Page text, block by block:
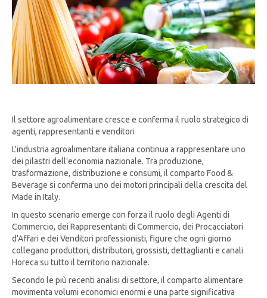
Il settore agroalimentare cresce e conferma il ruolo strategico di
agenti, rappresentanti e venditori
L'industria agroalimentare italiana continua a rappresentare uno
dei pilastri dell'economia nazionale. Tra produzione,
trasformazione, distribuzione e consumi, il comparto Food &
Beverage si conferma uno dei motori principali della crescita del
Made in Italy.
In questo scenario emerge con forza il ruolo degli Agenti di
Commercio, dei Rappresentanti di Commercio, dei Procacciatori
d'Affari e dei Venditori professionisti, figure che ogni giorno
collegano produttori, distributori, grossisti, dettaglianti e canali
Horeca su tutto il territorio nazionale.
Secondo le più recenti analisi di settore, il comparto alimentare
movimenta volumi economici enormi e una parte significativa